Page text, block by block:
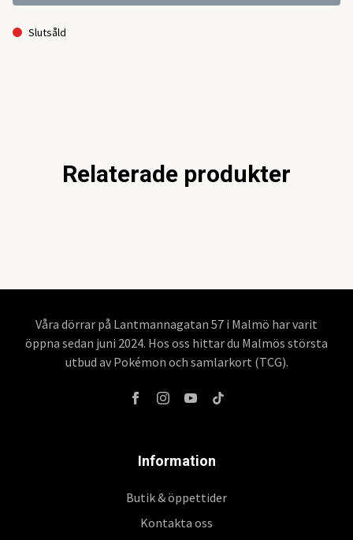
Slutsåld
Relaterade produkter
Våra dörrar på Lantmannagatan 57 i Malmö har varit
öppna sedan juni 2024. Hos oss hittar du Malmös största
utbud av Pokémon och samlarkort (TCG).
Information
Butik & öppettider
Kontakta oss